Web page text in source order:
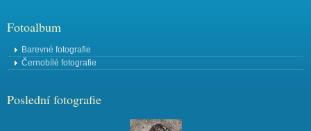
Fotoalbum
Barevné fotografie
Černobílé fotografie
Poslední fotografie